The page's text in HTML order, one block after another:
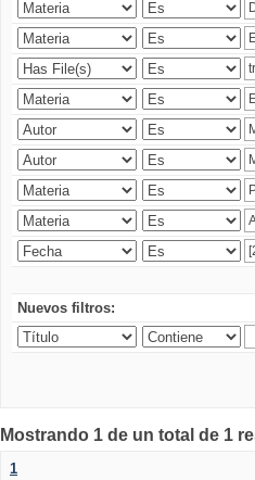
Nuevos filtros:
Mostrando 1 de un total de 1
1